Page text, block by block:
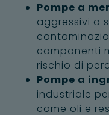
Pompe a
aggressivi o
componenti
rischio di
Pompe a
industriale
come oli e